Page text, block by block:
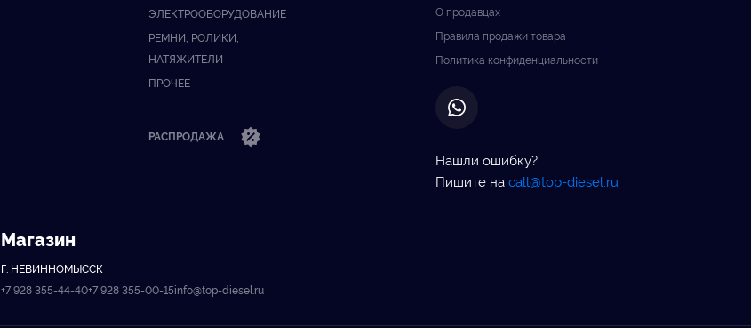
ЭЛЕКТРООБОРУДОВАНИЕ
РЕМНИ, РОЛИКИ,
НАТЯЖИТЕЛИ
ПРОЧЕЕ
РАСПРОДАЖА
О продавцах
Правила продажи товара
Политика конфиденциальности
Нашли ошибку?
Пишите наcall@top-diesel.ru
Магазин
Г. НЕВИННОМЫССК
+7 928 355-44-40+7 928 355-00-15info@top-diesel.ru